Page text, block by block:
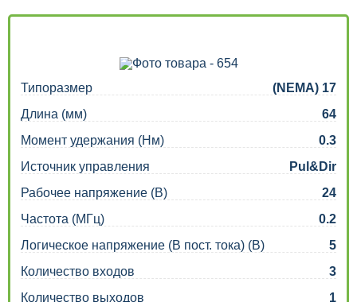
расходы на кабель и рабочую силу.
многих промышленных приложениях, таких как ЧПУ, 3D-
принтер, сценическое оборудование, медицина, электроника,
Типоразмер
(NEMA) 17
Длина (мм)
64
Момент удержания (Нм)
0.3
Источник управления
Pul&Dir
Рабочее напряжение (В)
24
Частота (МГц)
0.2
Логическое напряжение (В пост. тока) (В)
5
Количество входов
3
Количество выходов
1